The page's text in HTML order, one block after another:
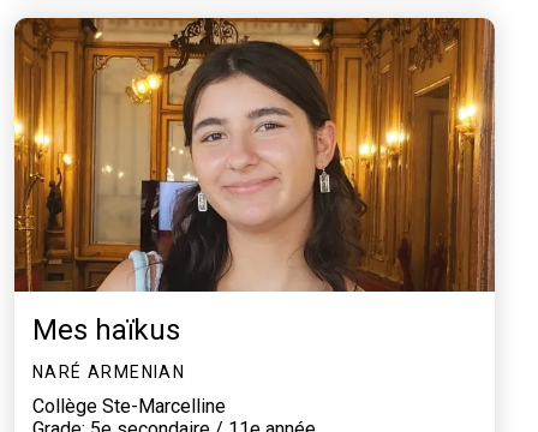
Mes haïkus
NARÉ ARMENIAN
Collège Ste-Marcelline